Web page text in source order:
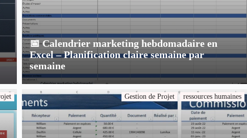
📅 Calendrier marketing hebdomadaire en
Excel – Planification claire semaine par
semaine
Gestion de Projet ressources humaines